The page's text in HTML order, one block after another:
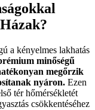
a kényelmes lakhatás
minőségű
megőrzik
nyáron. Ezen
tér hőmérsékletét
csökkentéséhez